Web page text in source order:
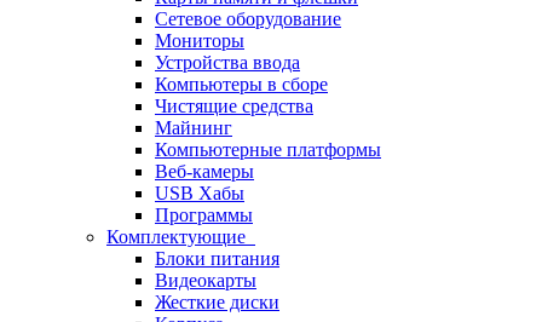
Сетевое оборудование
Мониторы
Устройства ввода
Компьютеры в сборе
Чистящие средства
Майнинг
Компьютерные платформы
Веб-камеры
USB Хабы
Программы
Комплектующие
Блоки питания
Видеокарты
Жесткие диски